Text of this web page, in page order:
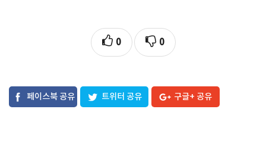
0 0
페이스북 공유 트위터 공유 구글+ 공유